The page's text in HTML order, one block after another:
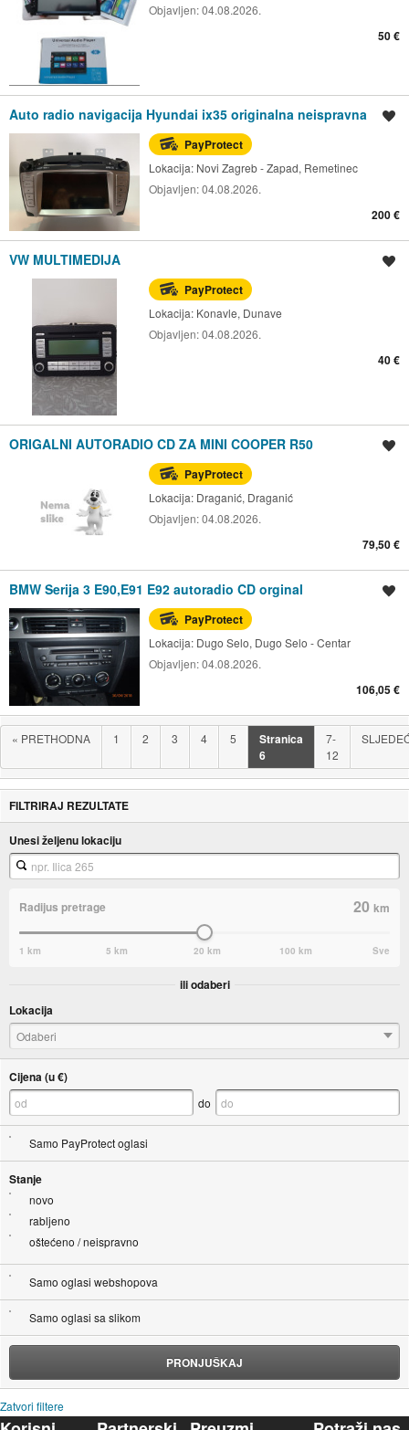
Objavljen:04.08.2026.
50 €
Auto radio navigacija Hyundai ix35 originalna neispravna
PayProtect
Lokacija: Novi Zagreb - Zapad, Remetinec
Objavljen:04.08.2026.
200 €
VW MULTIMEDIJA
PayProtect
Lokacija: Konavle, Dunave
Objavljen:04.08.2026.
40 €
ORIGALNI AUTORADIO CD ZA MINI COOPER R50
PayProtect
Lokacija: Draganić, Draganić
Objavljen:04.08.2026.
79,50 €
BMW Serija 3 E90,E91 E92 autoradio CD orginal
PayProtect
Lokacija: Dugo Selo, Dugo Selo - Centar
Objavljen:04.08.2026.
106,05 €
« PRETHODNA 1 2 3 4 5
Stranica
6
7-
12
FILTRIRAJ REZULTATE
Unesi željenu lokaciju
Radijus pretrage 20km
1 km 5 km 20 km 100 km Sve
ili odaberi
Lokacija
Odaberi
Cijena (u €)
do
Samo PayProtect oglasi
Stanje
novo
rabljeno
oštećeno / neispravno
Samo oglasi webshopova
Samo oglasi sa slikom
PRONJUŠKAJ
Zatvori filtere